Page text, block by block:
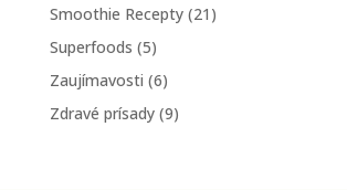
Smoothie Recepty(21)
Superfoods (5)
Zaujímavosti (6)
Zdravé prísady(9)